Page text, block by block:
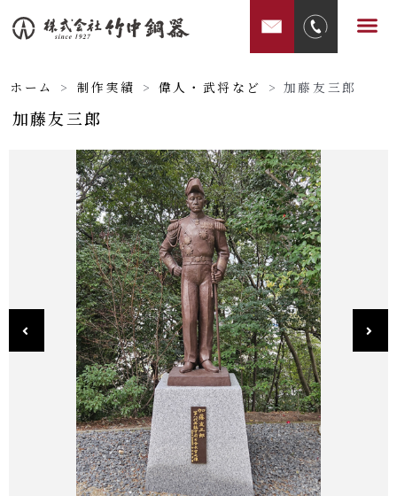
容
ス
キ
メ
ホーム > 制作実績 > 偉人・武将など > 加藤友三郎
加藤友三郎